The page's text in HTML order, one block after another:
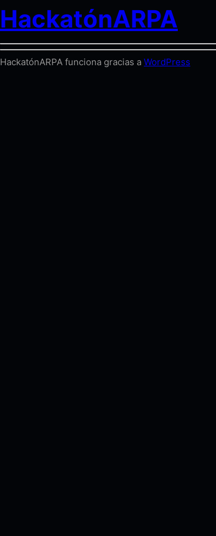
HackatónARPA
HackatónARPA funciona gracias a WordPress